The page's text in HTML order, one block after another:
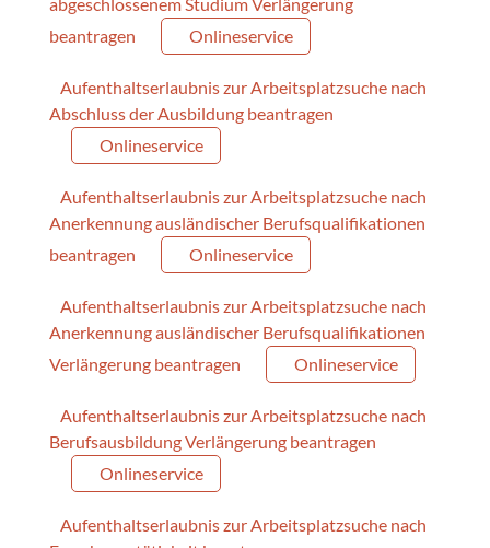
beantragen
Onlineservice
Aufenthaltserlaubnis zur Arbeitsplatzsuche nach
Abschluss der Ausbildung beantragen
Onlineservice
Aufenthaltserlaubnis zur Arbeitsplatzsuche nach
Anerkennung ausländischer Berufsqualifikationen
beantragen
Onlineservice
Aufenthaltserlaubnis zur Arbeitsplatzsuche nach
Anerkennung ausländischer Berufsqualifikationen
Verlängerung beantragen
Onlineservice
Aufenthaltserlaubnis zur Arbeitsplatzsuche nach
Berufsausbildung Verlängerung beantragen
Onlineservice
Aufenthaltserlaubnis zur Arbeitsplatzsuche nach